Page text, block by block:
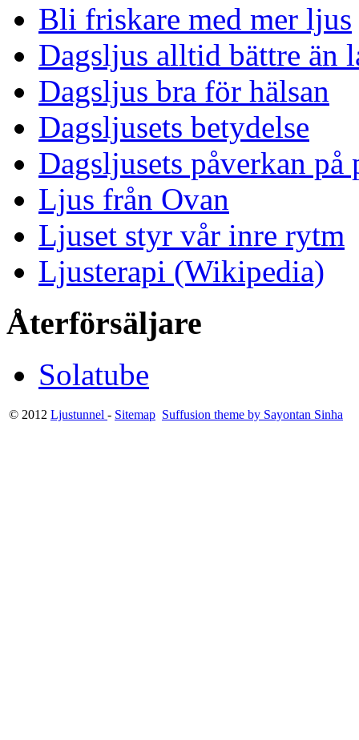
Bli friskare med mer ljus
Dagsljus alltid bättre än
Dagsljus bra för hälsan
Dagsljusets betydelse
Dagsljusets påverkan på
Ljus från Ovan
Ljuset styr vår inre rytm
Ljusterapi (Wikipedia)
Återförsäljare
Solatube
© 2012 Ljustunnel - Sitemap Suffusion theme by Sayontan Sinha